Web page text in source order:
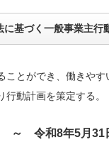
基づく一般事業主行
ことができ、働きや
動計画を策定する。
～ 令和8年5月31